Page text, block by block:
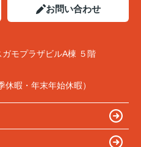
お問い合わせ
モプラザビルA棟 ５階
暇・年末年始休暇）